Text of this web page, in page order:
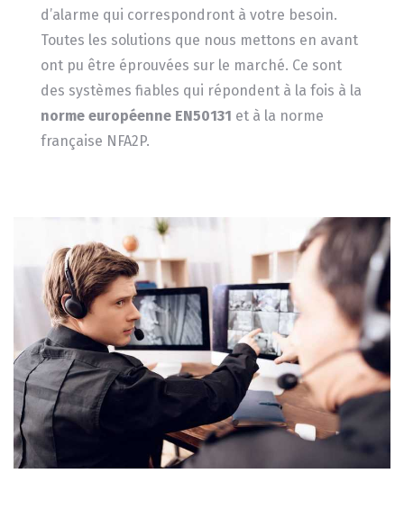
d’alarme qui correspondront à votre besoin.
Toutes les solutions que nous mettons en avant
ont pu être éprouvées sur le marché. Ce sont
des systèmes fiables qui répondent à la fois à la
norme européenne EN50131 et à la norme
française NFA2P.